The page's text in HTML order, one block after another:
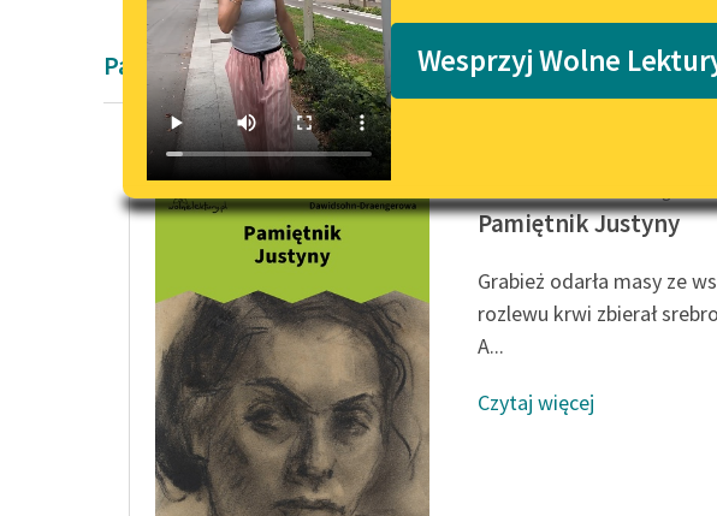
E-
Wesprzyj Wolne
Pamiętnik
Pamiętnik Justyny
Grabież odarła masy ze
rozlewu krwi zbierał
A...
Czytaj więcej